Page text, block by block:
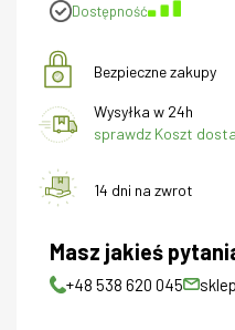
Dostępność
Bezpieczne zakupy
Wysyłka w 24h
sprawdz Koszt
14 dni na zwrot
Masz jakieś
+48 538 620 045